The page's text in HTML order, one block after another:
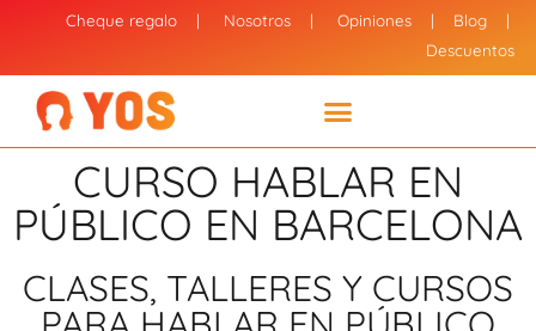
Cheque regalo | Nosotros |Opiniones | Blog |
Descuentos
CURSO HABLAR EN
PÚBLICO EN BARCELONA
CLASES, TALLERES Y CURSOS